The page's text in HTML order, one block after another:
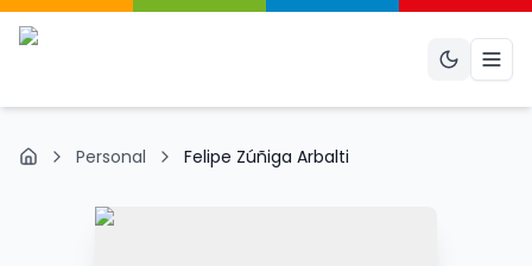
Inicio Personal Felipe Zúñiga Arbalti